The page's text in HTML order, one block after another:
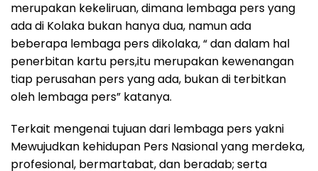
merupakan kekeliruan, dimana lembaga pers yang
ada di Kolaka bukan hanya dua, namun ada
beberapa lembaga pers dikolaka, “ dan dalam hal
penerbitan kartu pers,itu merupakan kewenangan
tiap perusahan pers yang ada, bukan di terbitkan
oleh lembaga pers” katanya.
Terkait mengenai tujuan dari lembaga pers yakni
Mewujudkan kehidupan Pers Nasional yang merdeka,
profesional, bermartabat, dan beradab; serta